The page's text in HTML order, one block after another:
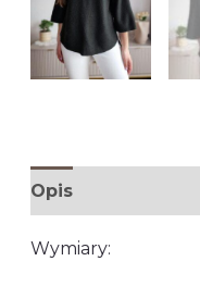
Opis
Wymiary: